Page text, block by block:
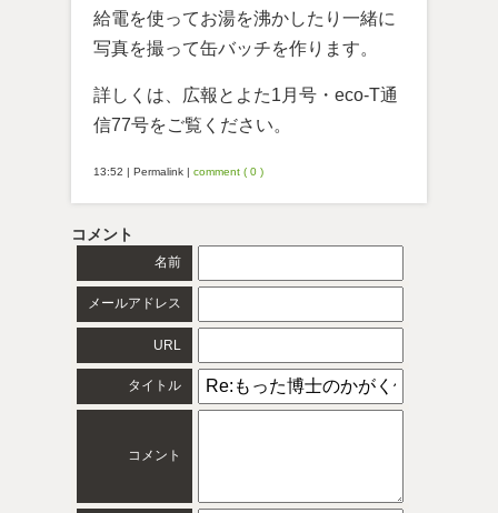
給電を使ってお湯を沸かしたり一緒に
写真を撮って缶バッチを作ります。
詳しくは、広報とよた1月号・eco-T通
信77号をご覧ください。
13:52 | Permalink | comment ( 0 )
コメント
名前
メールアドレス
URL
タイトル
コメント